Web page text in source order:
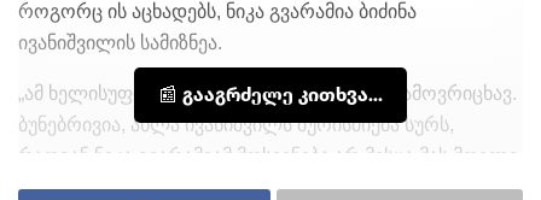
როგორც ის აცხადებს, ნიკა გვარამია ბიძინა
ივანიშვილის სამიზნეა.
„ამ ხელისუფლების პირობებში არაფერს გამოვრიცხავ.
ბუნებრივია, ახლა ივანიშვილს შურისძიება სურს,
რადგან ნიკა გვარამიამ მოსვენება არ მისცა მას მთელი
7 წლის განმავლობაში. ასე რომ, არაფერია
📰 გააგრძელე კითხვა...